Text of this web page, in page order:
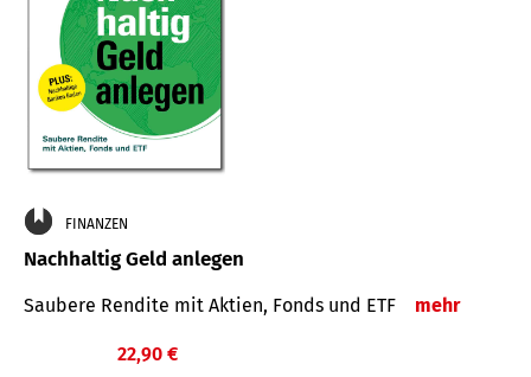
FINANZEN
Nachhaltig Geld anlegen
Saubere Rendite mit Aktien, Fonds und ETF mehr
22,90 €